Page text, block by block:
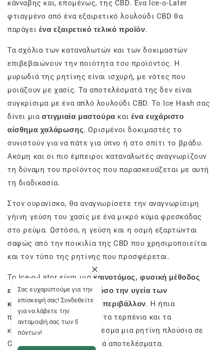
κάνναβης και, επομένως, της CBD. Ένα Ice-o-Later
φτιαγμένο από ένα εξαιρετικό λουλούδι CBD θα
παράγει ένα εξαιρετικό τελικό προϊόν.
Τα σχόλια των καταναλωτών και των δοκιμαστών
επιβεβαιώνουν την ποιότητα του προϊόντος. Η
μυρωδιά της ρητίνης είναι ισχυρή, με νότες που
μοιάζουν με χασίς. Τα αποτελέσματά της δεν είναι
συγκρίσιμα με ένα απλό λουλούδι CBD. Το Ice Hash σας
δίνει μιαστιγμιαία μαστούρα και ένα ευχάριστο
αίσθημα χαλάρωσης. Ορισμένοι δοκιμαστές το
συνιστούν για να πάτε για ύπνο ή στο σπίτι το βράδυ.
Ακόμη και οι πιο έμπειροι καταναλωτές αναγνωρίζουν
τη δύναμη του προϊόντος που παρασκευάζεται με αυτή
τη διαδικασία.
Στον ουρανίσκο, θα αναγνωρίσετε την αναγνωρίσιμη
γήινη γεύση του χασίς με ένα μικρό κύμα φρεσκάδας
στο ρεύμα. Ωστόσο, η γεύση και η οσμή εξαρτώνται
σαφώς από την ποικιλία της CBD που χρησιμοποιείται
και τον τύπο της ρητίνης που προσφέρεται.
Το Ice-o-Lator είναι μια καινοτόμος, φυσική μέθοδος
εκχύλισης που σέβεται τόσο την υγεία των
καταναλωτών όσο και το περιβάλλον. Η ήπια
προσέγγισή της διατηρεί τα τερπένια και τα
κανναβινοειδή, με αποτέλεσμα μια ρητίνη πλούσια σε
CBD με ισχυρά χαλαρωτικά αποτελέσματα.
Σας ευχαριστούμε για την
επίσκεψή σας! Συνδεθείτε
για να λάβετε την
ανταμοιβή σας των 5
πόντων!